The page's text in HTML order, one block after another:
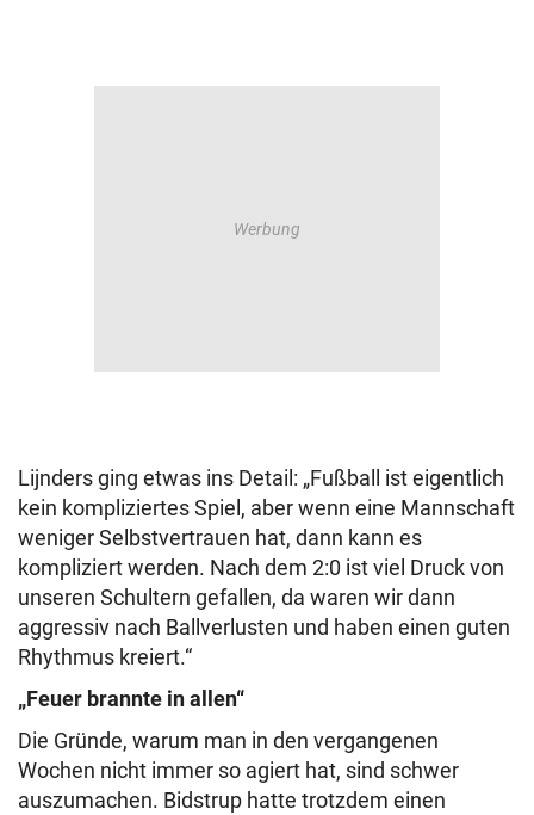
Lijnders ging etwas ins Detail: „Fußball ist eigentlich
kein kompliziertes Spiel, aber wenn eine Mannschaft
weniger Selbstvertrauen hat, dann kann es
kompliziert werden. Nach dem 2:0 ist viel Druck von
unseren Schultern gefallen, da waren wir dann
aggressiv nach Ballverlusten und haben einen guten
Rhythmus kreiert.“
„Feuer brannte in allen“
Die Gründe, warum man in den vergangenen
Wochen nicht immer so agiert hat, sind schwer
auszumachen. Bidstrup hatte trotzdem einen